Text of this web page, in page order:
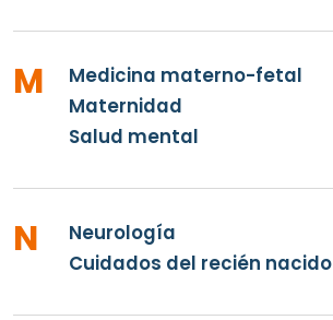
M
Medicina materno-fetal
Maternidad
Salud mental
N
Neurología
Cuidados del recién nacido